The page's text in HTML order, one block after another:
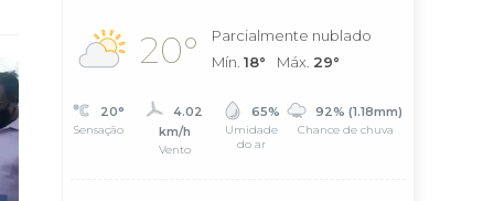
20°
Parcialmente nublado
Mín. 18° Máx. 29°
20°
Sensação
4.02
km/h
Vento
65%
Umidade
do ar
92% (1.18mm)
Chance de chuva